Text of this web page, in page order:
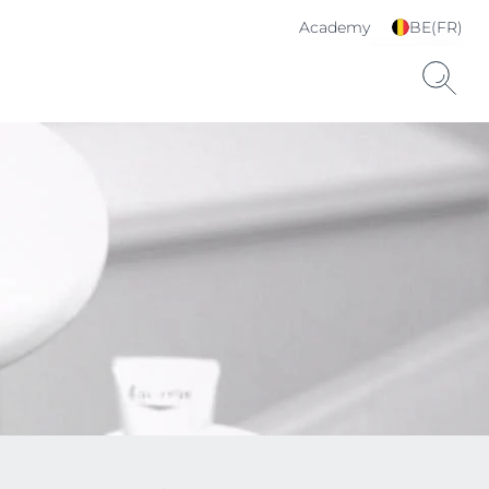
BE(FR)
Choisissez votre langue
& pays
Academy